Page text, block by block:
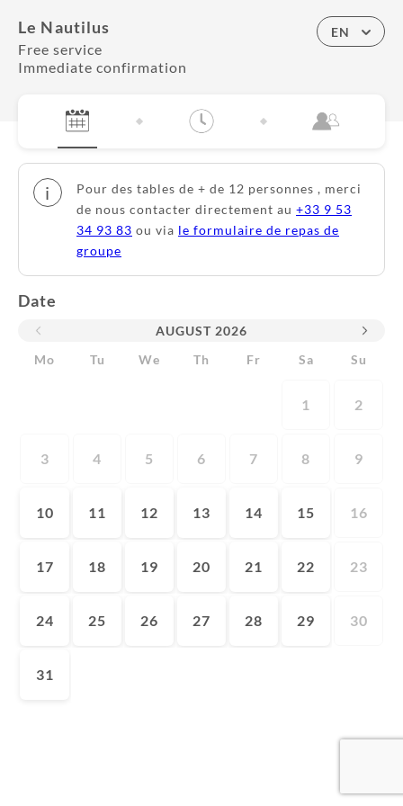
Le Nautilus
Free service
Immediate confirmation
EN
i
Pour des tables de + de 12 personnes , merci
de nous contacter directement au +33 9 53
34 93 83 ou via le formulaire de repas de
groupe
Date
AUGUST 2026
Mo
Tu We Th Fr Sa Su
1 2
3 4 5 6 7 8 9
10 11 12 13 14 15 16
17 18 19 20 21 22 23
24 25 26 27 28 29 30
31